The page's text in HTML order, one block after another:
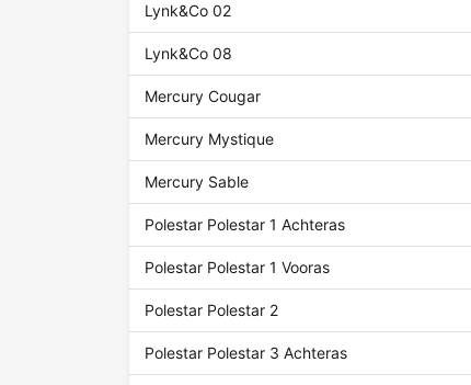
Lynk&Co 02
Lynk&Co 08
Mercury Cougar
Mercury Mystique
Mercury Sable
Polestar Polestar 1 Achteras
Polestar Polestar 1 Vooras
Polestar Polestar 2
Polestar Polestar 3 Achteras